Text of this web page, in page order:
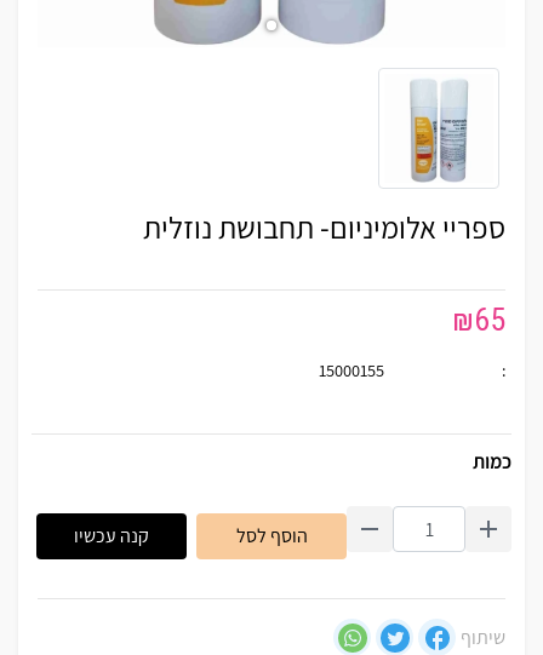
ספריי אלומיניום- תחבושת נוזלית
₪65
:
15000155
כמות
הוסף לסל קנה עכשיו
שיתוף